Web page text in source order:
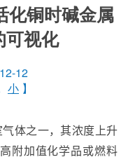
化铜时碱金属
可视化
12
小 】
体之一，其浓度上升
附加值化学品或燃料